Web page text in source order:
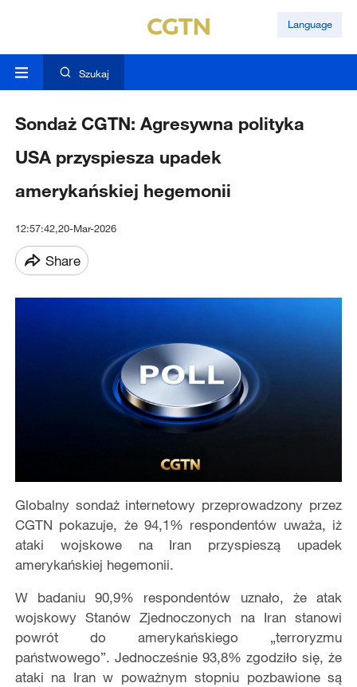
Language
Szukaj
Sondaż CGTN: Agresywna polityka
USA przyspiesza upadek
amerykańskiej hegemonii
12:57:42,20-Mar-2026
Share
Globalny sondaż internetowy przeprowadzony przez
CGTN pokazuje, że 94,1% respondentów uważa, iż
ataki wojskowe na Iran przyspieszą upadek
amerykańskiej hegemonii.
W badaniu 90,9% respondentów uznało, że atak
wojskowy Stanów Zjednoczonych na Iran stanowi
powrót do amerykańskiego „terroryzmu
państwowego”. Jednocześnie 93,8% zgodziło się, że
ataki na Iran w poważnym stopniu pozbawione są